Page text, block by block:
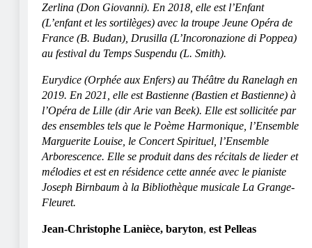
Zerlina (Don Giovanni). En 2018, elle est l’Enfant
(L’enfant et les sortilèges) avec la troupe Jeune Opéra de
France (B. Budan), Drusilla (L’Incoronazione di Poppea)
au festival du Temps Suspendu (L. Smith).
Eurydice (Orphée aux Enfers) au Théâtre du Ranelagh en
2019. En 2021, elle est Bastienne (Bastien et Bastienne) à
l’Opéra de Lille (dir Arie van Beek). Elle est sollicitée par
des ensembles tels que le Poème Harmonique, l’Ensemble
Marguerite Louise, le Concert Spirituel, l’Ensemble
Arborescence. Elle se produit dans des récitals de lieder et
mélodies et est en résidence cette année avec le pianiste
Joseph Birnbaum à la Bibliothèque musicale La Grange-
Fleuret.
Jean-Christophe Lanièce, baryton, est Pelleas